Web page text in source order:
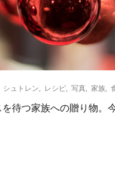
シュトレン レシピ 写真 家族
待つ家族への贈り物。